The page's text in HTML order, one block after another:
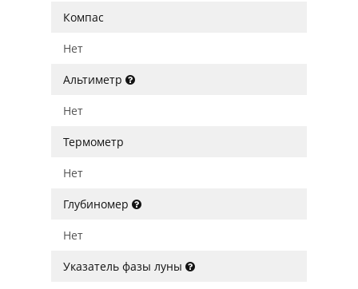
Компас
Нет
Альтиметр
Нет
Термометр
Нет
Глубиномер
Нет
Указатель фазы луны